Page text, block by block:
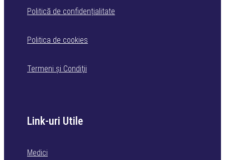
Politică de confidențialitate
Politica de cookies
Termeni şi Condiţii
Link-uri Utile
Medici